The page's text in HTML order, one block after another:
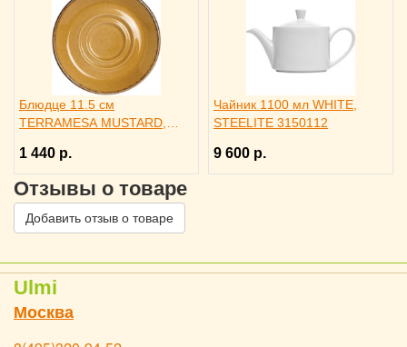
Блюдце 11.5 см
TERRAMESA MUSTARD,
1 440 р.
Чайник 1100 мл WHITE,
STEELITE 3150112
9 600 р.
Отзывы о товаре
Добавить отзыв о товаре
Ulmi
Москва